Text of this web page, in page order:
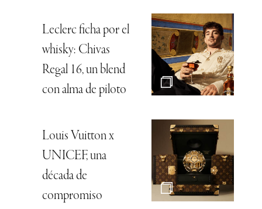
Leclerc ficha por el
whisky: Chivas
Regal 16, un blend
con alma de piloto
Louis Vuitton x
UNICEF, una
década de
compromiso